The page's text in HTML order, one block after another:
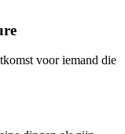
voor iemand die